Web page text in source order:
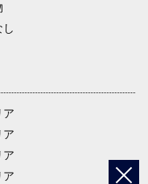
ア
ア
ア
ア